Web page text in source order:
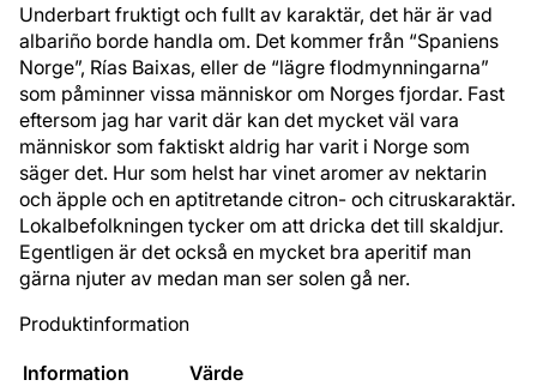
Underbart fruktigt och fullt av karaktär, det här är vad
albariño borde handla om. Det kommer från “Spaniens
Norge”, Rías Baixas, eller de “lägre flodmynningarna”
som påminner vissa människor om Norges fjordar. Fast
eftersom jag har varit där kan det mycket väl vara
människor som faktiskt aldrig har varit i Norge som
säger det. Hur som helst har vinet aromer av nektarin
och äpple och en aptitretande citron- och citruskaraktär.
Lokalbefolkningen tycker om att dricka det till skaldjur.
Egentligen är det också en mycket bra aperitif man
gärna njuter av medan man ser solen gå ner.
Produktinformation
Information
Värde